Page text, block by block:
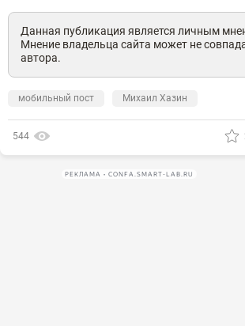
Данная публикация является личным
Мнение владельца сайта может не
автора.
мобильный пост Михаил Хазин
544
РЕКЛАМА • CONFA.SMART-LAB.RU